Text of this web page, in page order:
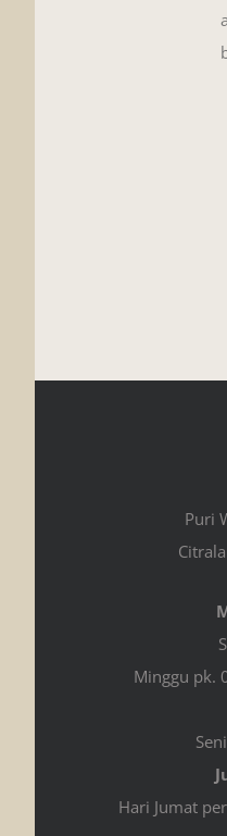
Puri
Minggu pk.
Hari Jumat